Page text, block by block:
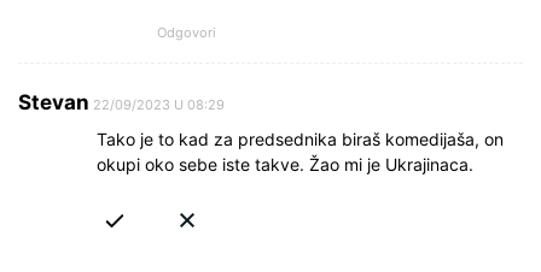
Odgovori
Stevan 22/09/2023 U 08:29
Tako je to kad za predsednika biraš komedijaša, on
okupi oko sebe iste takve. Žao mi je Ukrajinaca.